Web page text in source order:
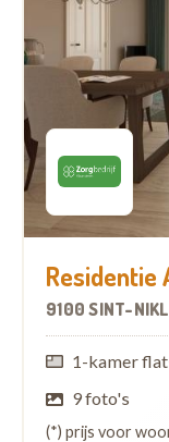
Residentie
9100 SINT-
1-kamer
9 foto's
(*) prijs voor